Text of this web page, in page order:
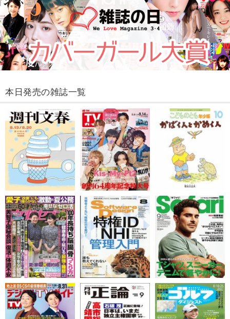
本日発売の雑誌一覧